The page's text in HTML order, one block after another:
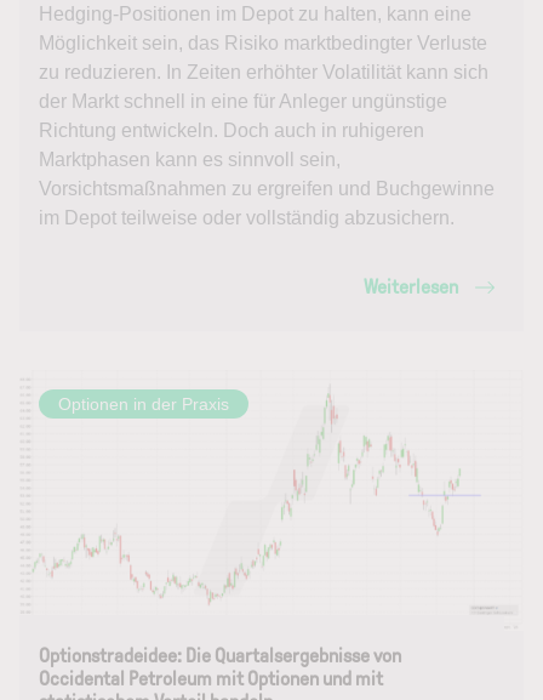
Hedging-Positionen im Depot zu halten, kann eine
Möglichkeit sein, das Risiko marktbedingter Verluste
zu reduzieren. In Zeiten erhöhter Volatilität kann sich
der Markt schnell in eine für Anleger ungünstige
Richtung entwickeln. Doch auch in ruhigeren
Marktphasen kann es sinnvoll sein,
Vorsichtsmaßnahmen zu ergreifen und Buchgewinne
im Depot teilweise oder vollständig abzusichern.
Weiterlesen
Optionen in der Praxis
Optionstradeidee: Die Quartalsergebnisse von
Occidental Petroleum mit Optionen und mit